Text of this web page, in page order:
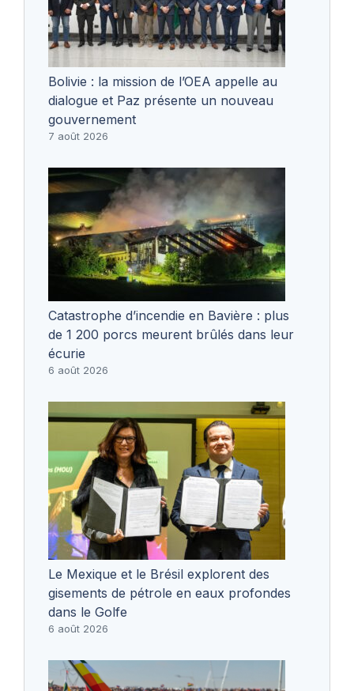
Bolivie : la mission de l’OEA appelle au
dialogue et Paz présente un nouveau
gouvernement
7 août 2026
Catastrophe d’incendie en Bavière : plus
de 1 200 porcs meurent brûlés dans leur
écurie
6 août 2026
Le Mexique et le Brésil explorent des
gisements de pétrole en eaux profondes
dans le Golfe
6 août 2026